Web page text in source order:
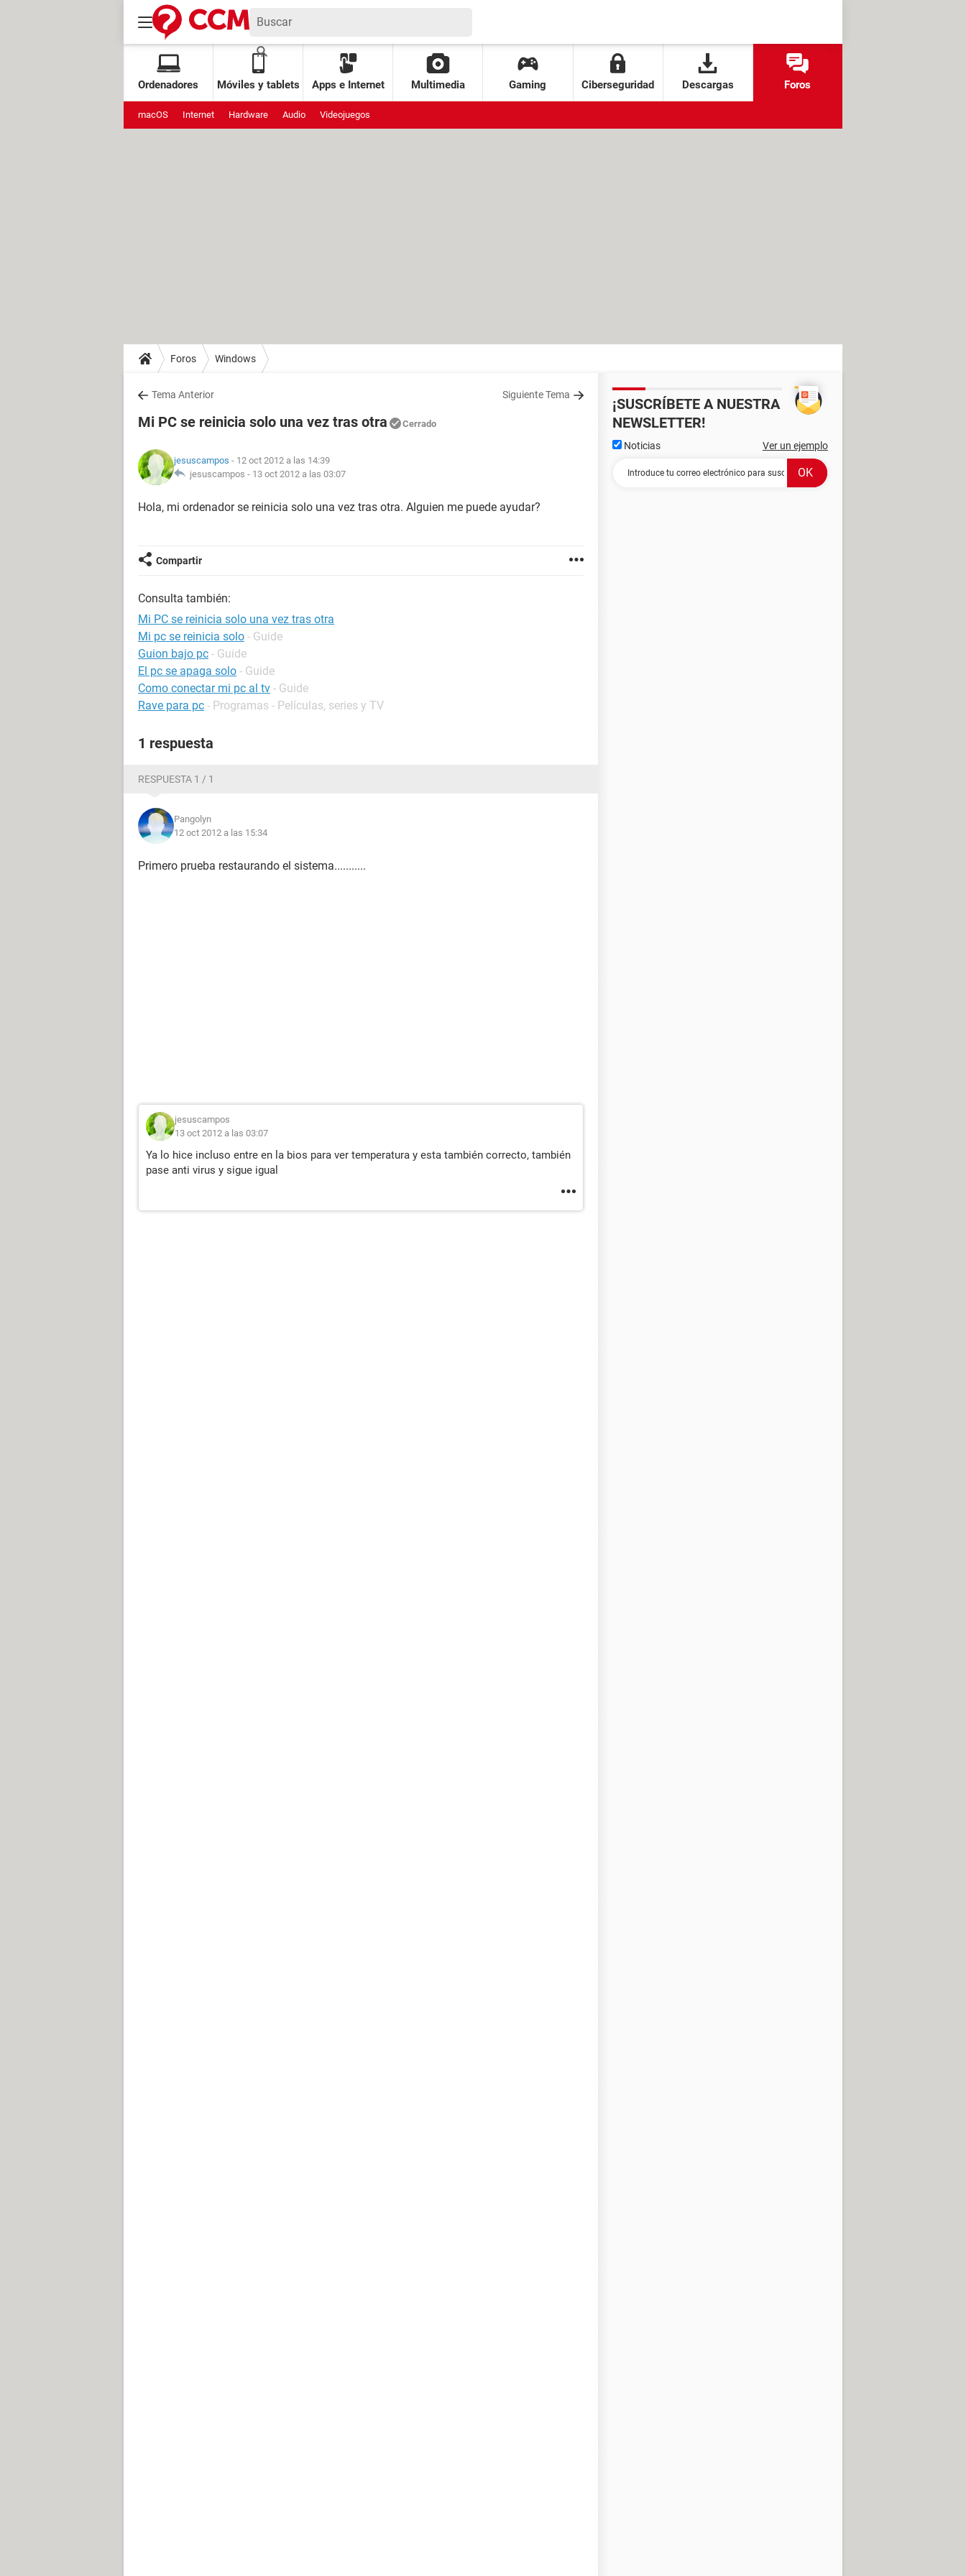
Ordenadores Móviles y tablets Apps e Internet Multimedia Gaming Ciberseguridad Descargas Foros
macOS Internet Hardware Audio Videojuegos
Foros Windows
Tema Anterior Siguiente Tema
Mi PC se reinicia solo una vez tras otra Cerrado
jesuscampos - 12 oct 2012 a las 14:39
jesuscampos - 13 oct 2012 a las 03:07
Hola, mi ordenador se reinicia solo una vez tras otra. Alguien me puede ayudar?
Compartir
Consulta también:
Mi PC se reinicia solo una vez tras otra
Mi pc se reinicia solo - Guide
Guion bajo pc - Guide
El pc se apaga solo - Guide
Como conectar mi pc al tv - Guide
Rave para pc - Programas - Películas, series y TV
1 respuesta
RESPUESTA 1 / 1
Pangolyn
12 oct 2012 a las 15:34
Primero prueba restaurando el sistema...........
jesuscampos
13 oct 2012 a las 03:07
Ya lo hice incluso entre en la bios para ver temperatura y esta también correcto, también
pase anti virus y sigue igual
¡SUSCRÍBETE A NUESTRA
NEWSLETTER!
Noticias Ver un ejemplo